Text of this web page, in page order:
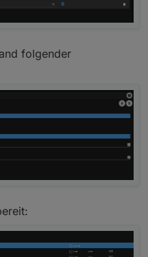
folgender